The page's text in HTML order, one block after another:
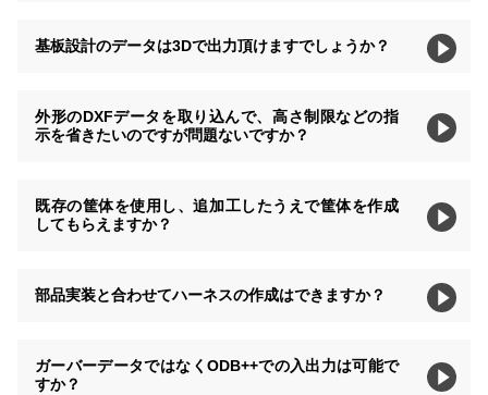
基板設計のデータは3Dで出力頂けますでしょうか？
外形のDXFデータを取り込んで、高さ制限などの指
示を省きたいのですが問題ないですか？
既存の筐体を使用し、追加工したうえで筐体を作成
してもらえますか？
部品実装と合わせてハーネスの作成はできますか？
ガーバーデータではなくODB++での入出力は可能で
すか？